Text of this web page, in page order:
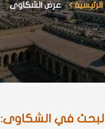
الرئيسية عرض الشكاوى
البحث في الشكاوى: